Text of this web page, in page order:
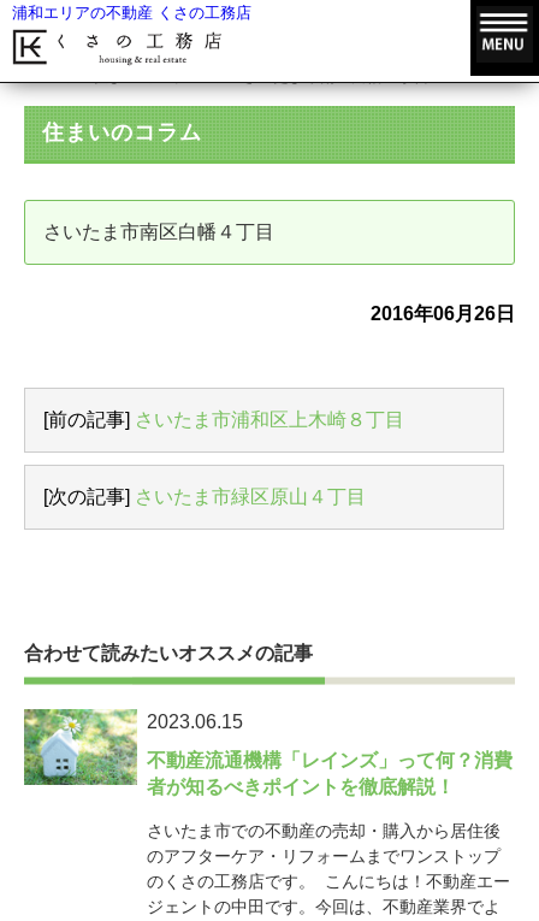
浦和エリアの不動産 くさの工務店
住まいのコラム
さいたま市南区白幡４丁目
2016年06月26日
[前の記事] さいたま市浦和区上木崎８丁目
[次の記事] さいたま市緑区原山４丁目
合わせて読みたいオススメの記事
2023.06.15
不動産流通機構「レインズ」って何？消費
者が知るべきポイントを徹底解説！
さいたま市での不動産の売却・購入から居住後
のアフターケア・リフォームまでワンストップ
のくさの工務店です。 こんにちは！不動産エー
ジェントの中田です。今回は、不動産業界でよ